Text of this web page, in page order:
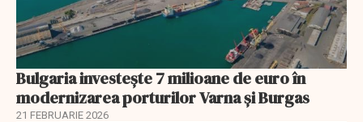
Bulgaria investește 7 milioane de euro în
modernizarea porturilor Varna și Burgas
21 FEBRUARIE 2026